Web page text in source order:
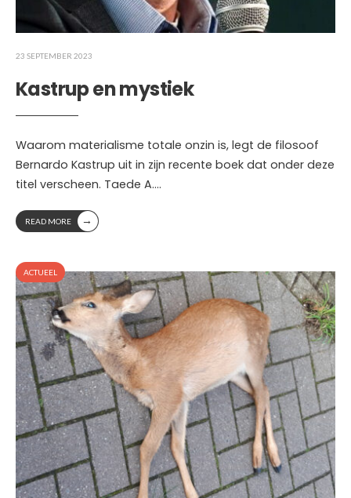
23 SEPTEMBER 2023
Kastrup en mystiek
Waarom materialisme totale onzin is, legt de filosoof
Bernardo Kastrup uit in zijn recente boek dat onder deze
titel verscheen. Taede A....
READ MORE →
ACTUEEL